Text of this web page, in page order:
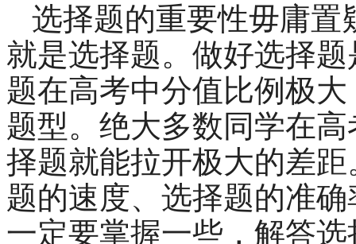
选择题的重要性毋庸置
就是选择题。做好选择
题在高考中分值比例极
题型。绝大多数同学在
择题就能拉开极大的差
题的速度、选择题的准
一定要掌握一些，解答